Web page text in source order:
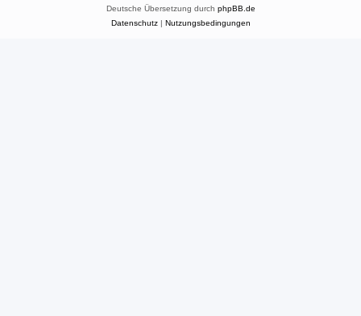
Deutsche Übersetzung durch phpBB.de
Datenschutz| Nutzungsbedingungen